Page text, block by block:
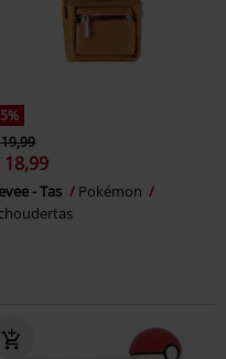
18,99
- Tas
Pokémon